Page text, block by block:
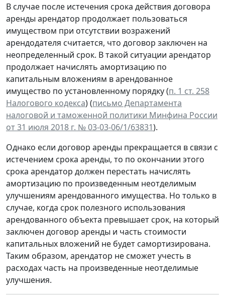
В случае после истечения срока действия договора
аренды арендатор продолжает пользоваться
имуществом при отсутствии возражений
арендодателя считается, что договор заключен на
неопределенный срок. В такой ситуации арендатор
продолжает начислять амортизацию по
капитальным вложениям в арендованное
имущество по установленному порядку (п. 1 ст. 258
Налогового кодекса) (письмо Департамента
налоговой и таможенной политики Минфина России
от 31 июля 2018 г. № 03-03-06/1/63831).
Однако если договор аренды прекращается в связи с
истечением срока аренды, то по окончании этого
срока арендатор должен перестать начислять
амортизацию по произведенным неотделимым
улучшениям арендованного имущества. Но только в
случае, когда срок полезного использования
арендованного объекта превышает срок, на который
заключен договор аренды и часть стоимости
капитальных вложений не будет самортизирована.
Таким образом, арендатор не сможет учесть в
расходах часть на произведенные неотделимые
улучшения.